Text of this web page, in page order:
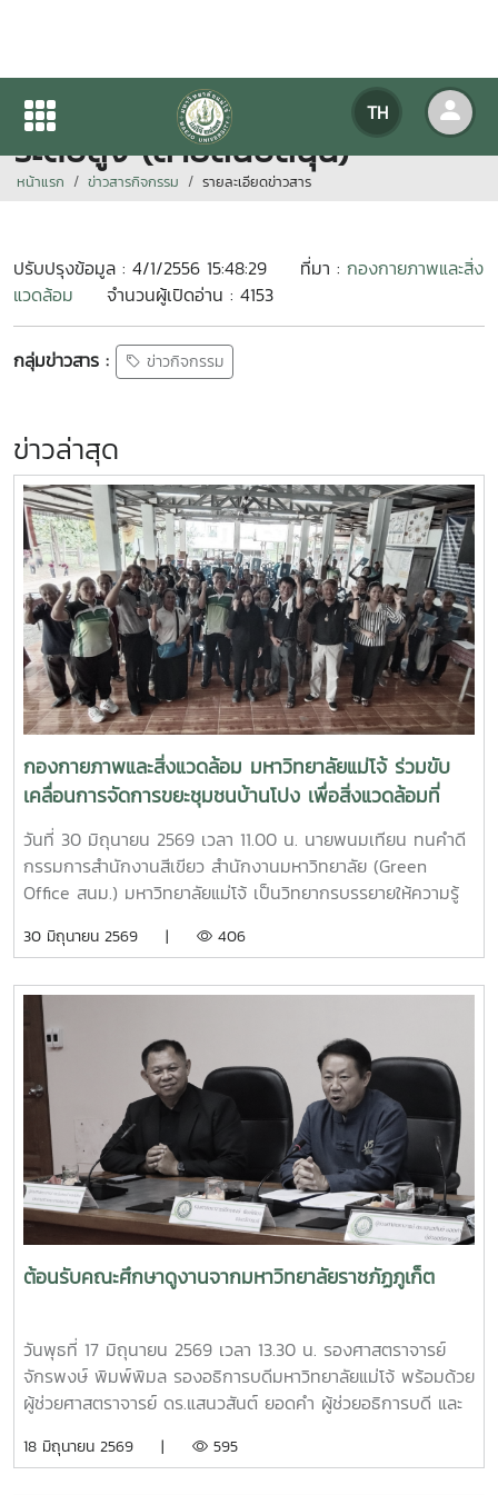
TH
สัมมนา นักบริหารงานอุดมศึกษา
ระดับสูง (สายสนับสนุน)
หน้าแรก ข่าวสารกิจกรรม รายละเอียดข่าวสาร
ปรับปรุงข้อมูล : 4/1/2556 15:48:29 ที่มา : กองกายภาพและสิ่ง
แวดล้อม
จำนวนผู้เปิดอ่าน : 4153
กลุ่มข่าวสาร : ข่าวกิจกรรม
ข่าวล่าสุด
กองกายภาพและสิ่งแวดล้อม มหาวิทยาลัยแม่โจ้ ร่วมขับ
เคลื่อนการจัดการขยะชุมชนบ้านโปง เพื่อสิ่งแวดล้อมที่
ยั่งยืน
วันที่ 30 มิถุนายน 2569 เวลา 11.00 น. นายพนมเทียน ทนคำดี
กรรมการสำนักงานสีเขียว สำนักงานมหาวิทยาลัย (Green
Office สนม.) มหาวิทยาลัยแม่โจ้ เป็นวิทยากรบรรยายให้ความรู้
ถ่ายทอดแนวทางการเปลี่ยนเศษอาหารและขยะอินทรีย์ให้เป็นปุ๋ย
โอกาสนี้ ทีมงานจากงานสิ่งแวดล้อมและภัยพิบัติ กองกายภาพ
และสิ่งแวดล้อม ได้ร่วมสาธิตการทำปุ๋ยหมักใบไม้ในวงตาข่าย เพื่อ
เป็นแนวทางในการจัดการเศษวัสดุอินทรีย์ภายในครัวเรือนและ
ชุมชน โดยมีประชาชนชุมชนบ้านโปง และโรงเรียนในพื้นที่เข้าร่วม
เรียนรู้และฝึกปฏิบัติ ทั้งนี้ กิจกรรมดังกล่าวจัดขึ้นภายใต้
โครงการส่งเสริมการจัดการขยะอย่างถูกวิธีและถูกสุขลักษณะ
ของชุมชนบ้านโปง ประจำปี 2569 โดยบูรณาการให้ความรู้ร่วม
กับเทศบาลตำบลป่าไผ่ และนางนิตยา วิริยา แม่หลวงบ้านหม้อ หมู๋
12 ตำบลป่าไผ่ ร่วมถ่ายทอดองค์ความรู้ด้านการคัดแยกขยะ การ
จัดการขยะอินทรีย์ กองทุนออมบุญขยะบ้านหม้อ และการใช้
ประโยชน์จากวัสดุเหลือใช้ เพื่อส่งเสริมให้ประชาชนสามารถนำ
ความรู้ไปประยุกต์ใช้ในครัวเรือน ลดปริมาณขยะที่ต้องนำไปกำจัด
อย่างยั่งยืน กิจกรรมครั้งนี้จัดขึ้น ณ ศาลาอเนกประสงค์ หมู่ที่ 6
ตำบลป่าไผ่ อำเภอสันทราย จังหวัดเชียงใหม่ ได้รับความสนใจ
จากประชาชน ผู้นำชุมชน และสถานศึกษาในพื้นที่เข้าร่วมกิจกรรม
ขับเคลื่อนการจัดการขยะตั้งแต่ต้นทาง เพื่อมุ่งสู่ชุมชนที่สะอาด
30 มิถุนายน 2569 | 406
ต้อนรับคณะศึกษาดูงานจากมหาวิทยาลัยราชภัฏภูเก็ต
วันพุธที่ 17 มิถุนายน 2569 เวลา 13.30 น. รองศาสตราจารย์
จักรพงษ์ พิมพ์พิมล รองอธิการบดีมหาวิทยาลัยแม่โจ้ พร้อมด้วย
ผู้ช่วยศาสตราจารย์ ดร.แสนวสันต์ ยอดคำ ผู้ช่วยอธิการบดี และ
แวดล้อม นำทีมหัวหน้างานในสังกัดร่วมให้การต้อนรับ ผู้ช่วย
18 มิถุนายน 2569 | 595